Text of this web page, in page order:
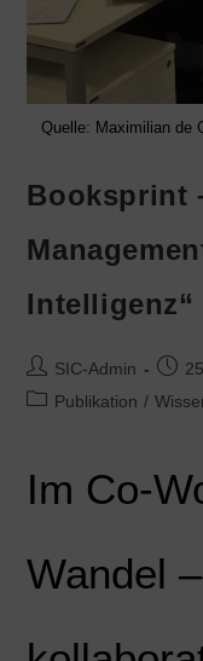
Quelle: Maximilian de
Booksprint
Intelligenz“
SIC-Admin
Publikation /
Im Co-
Wandel